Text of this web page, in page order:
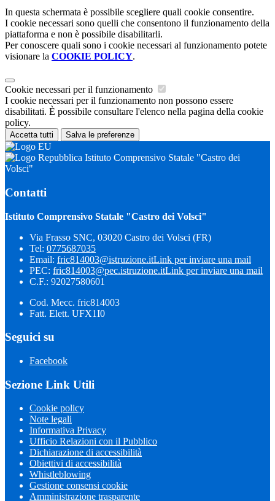
In questa schermata è possibile scegliere quali cookie consentire.
I cookie necessari sono quelli che consentono il funzionamento della
piattaforma e non è possibile disabilitarli.
Per conoscere quali sono i cookie necessari al funzionamento potete
visionare la COOKIE POLICY.
Cookie necessari per il funzionamento
I cookie necessari per il funzionamento non possono essere
disabilitati. È possibile consultare l'elenco nella pagina della cookie
policy.
Accetta tutti Salva le preferenze
Istituto Comprensivo Statale "Castro dei
Volsci"
Contatti
Istituto Comprensivo Statale "Castro dei Volsci"
Via Frasso SNC, 03020 Castro dei Volsci (FR)
Tel: 0775687035
Email: fric814003@istruzione.itLink per inviare una mail
PEC: fric814003@pec.istruzione.itLink per inviare una mail
C.F.: 92027580601
Cod. Mecc. fric814003
Fatt. Elett. UFX1I0
Seguici su
Facebook
Sezione Link Utili
Cookie policy
Note legali
Informativa Privacy
Ufficio Relazioni con il Pubblico
Dichiarazione di accessibilità
Obiettivi di accessibilità
Whistleblowing
Gestione consensi cookie
Amministrazione trasparente